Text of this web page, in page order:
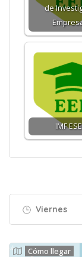
de
IMF
Viernes
Cómo llegar